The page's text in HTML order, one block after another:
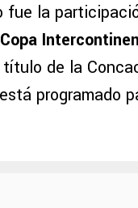
fue la
Copa
de la
programado